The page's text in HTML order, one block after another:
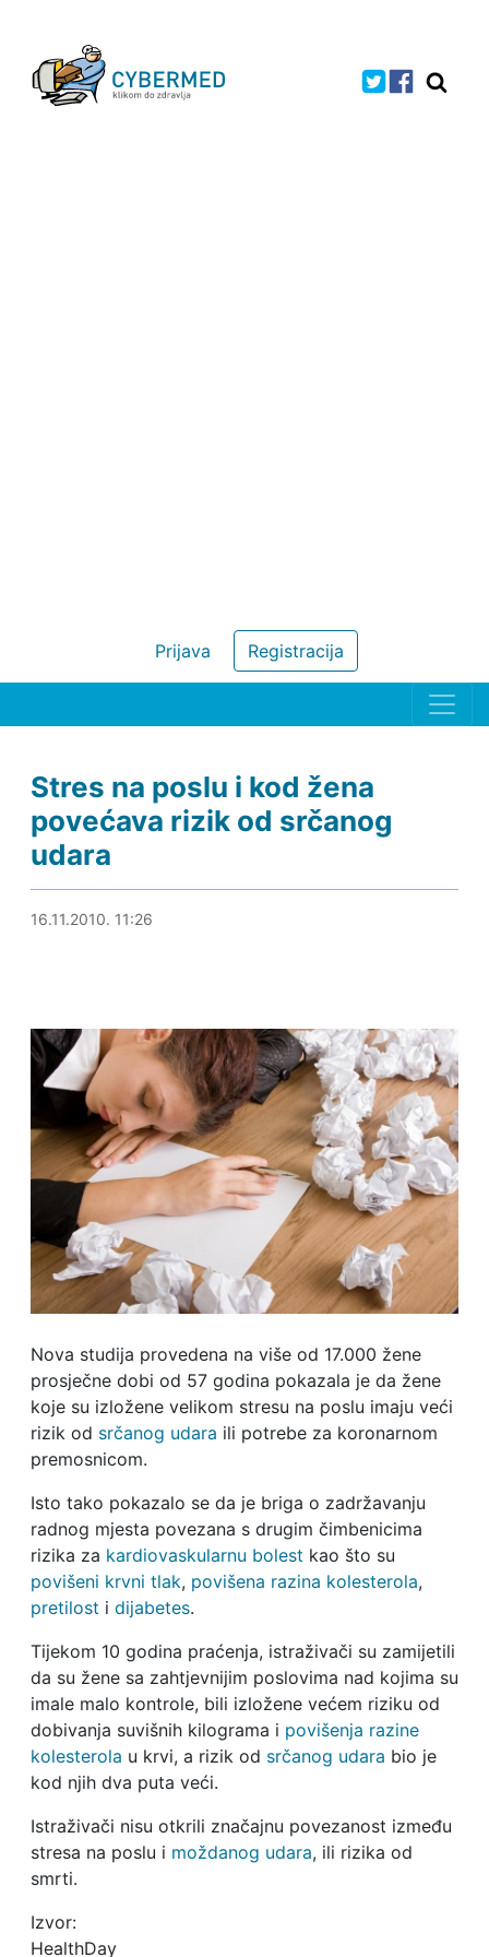
Registracija
Prijava
Stres na poslu i kod žena
povećava rizik od srčanog
udara
25.10.2011. 14:41
16.11.2010. 11:26
Nova studija provedena na više od 17.000 žene
prosječne dobi od 57 godina pokazala je da žene
koje su izložene velikom stresu na poslu imaju veći
rizik od srčanog udara ili potrebe za koronarnom
premosnicom.
Isto tako pokazalo se da je briga o zadržavanju
radnog mjesta povezana s drugim čimbenicima
rizika za kardiovaskularnu bolest kao što su
povišeni krvni tlak, povišena razina kolesterola,
pretilost i dijabetes.
Tijekom 10 godina praćenja, istraživači su zamijetili
da su žene sa zahtjevnijim poslovima nad kojima su
imale malo kontrole, bili izložene većem riziku od
dobivanja suvišnih kilograma i povišenja razine
kolesterola u krvi, a rizik od srčanog udara bio je
kod njih dva puta veći.
Istraživači nisu otkrili značajnu povezanost između
stresa na poslu i moždanog udara, ili rizika od
smrti.
Izvor:
HealthDay